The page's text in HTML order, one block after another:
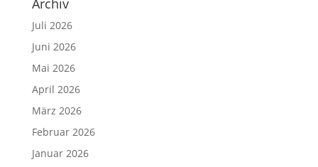
Archiv
Juli 2026
Juni 2026
Mai 2026
April 2026
März 2026
Februar 2026
Januar 2026